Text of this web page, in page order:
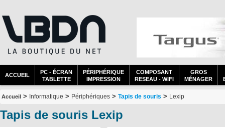
ACCUEIL
PC - ÉCRAN
TABLETTE
PÉRIPHÉRIQUE
IMPRESSION
COMPOSANT
RESEAU - WIFI
GROS
MÉNAGER
Accueil > Informatique > Périphériques > Tapis de souris > Lexip
Tapis de souris Lexip